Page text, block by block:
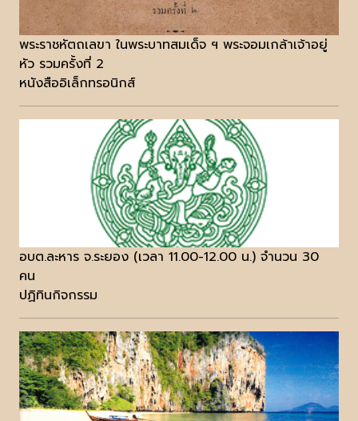
พระราชหัตถเลขา ในพระบาทสมเด็จ ฯ พระจอมเกล้าเจ้าอยู่
หัว รวมครั้งที่ 2
หนังสืออิเล็กทรอนิกส์
อบต.ละหาร จ.ระยอง (เวลา 11.00-12.00 น.) จำนวน 30
คน
ปฏิทินกิจกรรม